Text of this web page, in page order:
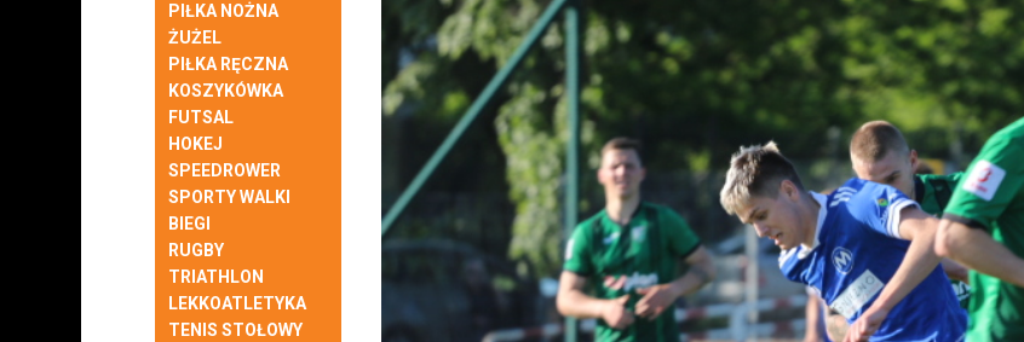
PIŁKA NOŻNA
ŻUŻEL
PIŁKA RĘCZNA
KOSZYKÓWKA
FUTSAL
HOKEJ
SPEEDROWER
SPORTY WALKI
BIEGI
RUGBY
TRIATHLON
LEKKOATLETYKA
TENIS STOŁOWY